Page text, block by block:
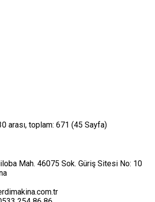
arası, toplam: 671 (45 Sayfa)
Mah. 46075 Sok. Güriş Sitesi No: 10